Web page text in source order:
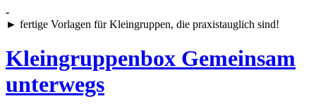
Skip
to
-
► fertige Vorlagen für Kleingruppen, die praxistauglich sind!
Kleingruppenbox Gemeinsam
unterwegs